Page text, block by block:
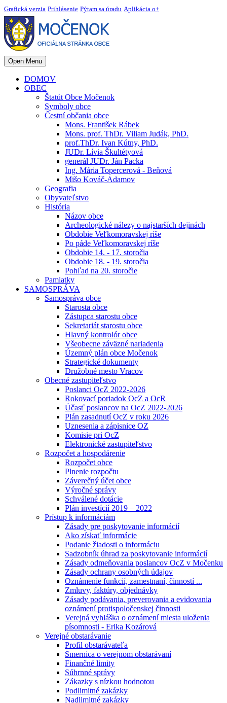
Grafická verzia Prihlásenie Pýtam sa úradu Aplikácia o+
Open Menu
DOMOV
OBEC
Štatút Obce Močenok
Symboly obce
Čestní občania obce
Mons. František Rábek
Mons. prof. ThDr. Viliam Judák, PhD.
prof.ThDr. Ivan Kútny, PhD.
JUDr. Lívia Škultétyová
generál JUDr. Ján Packa
Ing. Mária Topercerová - Beňová
Mišo Kováč-Adamov
Geografia
Obyvateľstvo
História
Názov obce
Archeologické nálezy o najstarších dejinách
Obdobie Veľkomoravskej ríše
Po páde Veľkomoravskej ríše
Obdobie 14. - 17. storočia
Obdobie 18. - 19. storočia
Pohľad na 20. storočie
Pamiatky
SAMOSPRÁVA
Samospráva obce
Starosta obce
Zástupca starostu obce
Sekretariát starostu obce
Hlavný kontrolór obce
Všeobecne záväzné nariadenia
Územný plán obce Močenok
Strategické dokumenty
Družobné mesto Vracov
Obecné zastupiteľstvo
Poslanci OcZ 2022-2026
Rokovací poriadok OcZ a OcR
Účasť poslancov na OcZ 2022-2026
Plán zasadnutí OcZ v roku 2026
Uznesenia a zápisnice OZ
Komisie pri OcZ
Elektronické zastupiteľstvo
Rozpočet a hospodárenie
Rozpočet obce
Plnenie rozpočtu
Záverečný účet obce
Výročné správy
Schválené dotácie
Plán investícií 2019 – 2022
Prístup k informáciám
Zásady pre poskytovanie informácií
Ako získať informácie
Podanie žiadosti o informáciu
Sadzobník úhrad za poskytovanie informácií
Zásady odmeňovania poslancov OcZ v Močenku
Zásady ochrany osobných údajov
Oznámenie funkcií, zamestnaní, činností ...
Zmluvy, faktúry, objednávky
Zásady podávania, preverovania a evidovania
oznámení protispoločenskej činnosti
Verejná vyhláška o oznámení miesta uloženia
písomnosti - Erika Kozárová
Verejné obstarávanie
Profil obstarávateľa
Smernica o verejnom obstarávaní
Finančné limity
Súhrnné správy
Zákazky s nízkou hodnotou
Podlimitné zakázky
Nadlimitné zakázky